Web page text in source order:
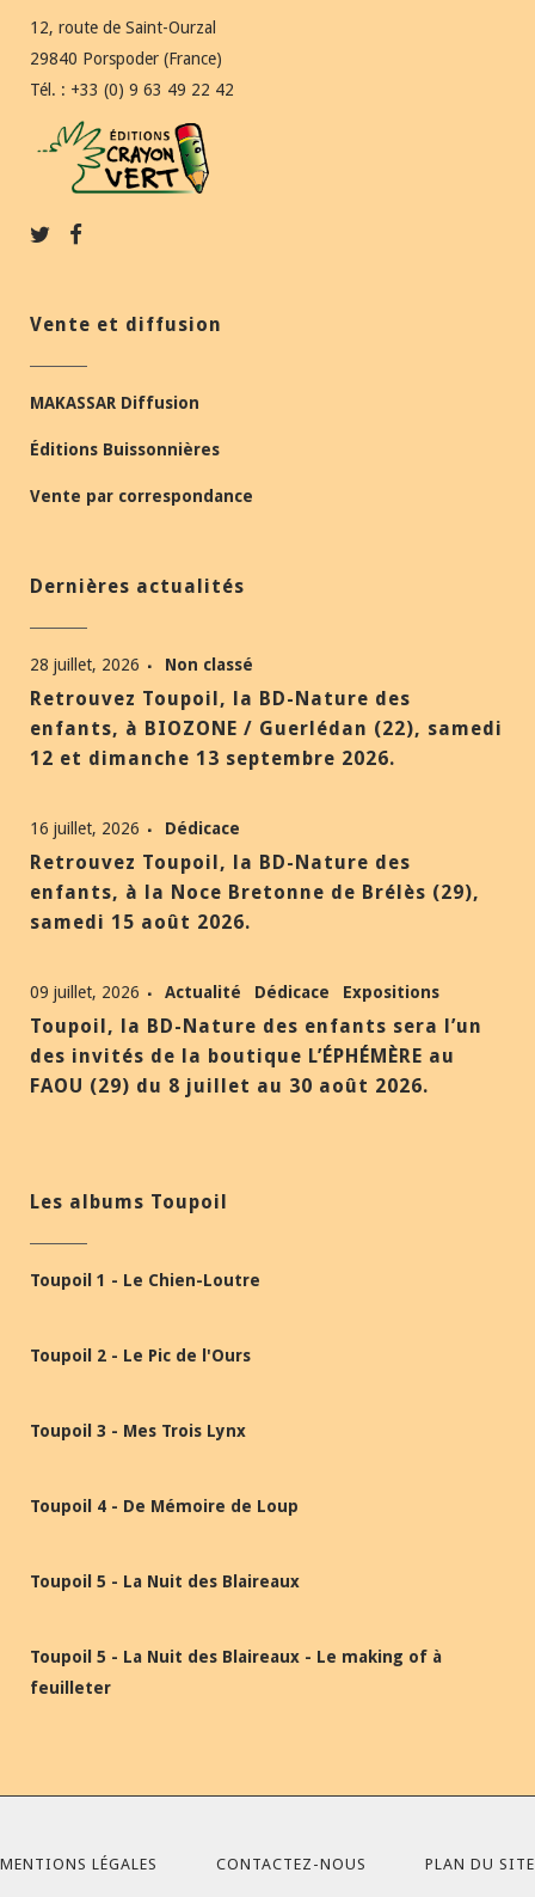
12, route de Saint-Ourzal
29840 Porspoder (France)
Tél. : +33 (0) 9 63 49 22 42
Vente et diffusion
MAKASSAR Diffusion
Éditions Buissonnières
Vente par correspondance
Dernières actualités
28 juillet, 2026 Non classé
Retrouvez Toupoil, la BD-Nature des
enfants, à BIOZONE / Guerlédan (22), samedi
12 et dimanche 13 septembre 2026.
16 juillet, 2026 Dédicace
Retrouvez Toupoil, la BD-Nature des
enfants, à la Noce Bretonne de Brélès (29),
samedi 15 août 2026.
09 juillet, 2026 Actualité Dédicace Expositions
Toupoil, la BD-Nature des enfants sera l’un
des invités de la boutique L’ÉPHÉMÈRE au
FAOU (29) du 8 juillet au 30 août 2026.
Les albums Toupoil
Toupoil 1 - Le Chien-Loutre
Toupoil 2 - Le Pic de l'Ours
Toupoil 3 - Mes Trois Lynx
Toupoil 4 - De Mémoire de Loup
Toupoil 5 - La Nuit des Blaireaux
Toupoil 5 - La Nuit des Blaireaux - Le making of à
feuilleter
MENTIONS LÉGALES CONTACTEZ-NOUS PLAN DU SITE